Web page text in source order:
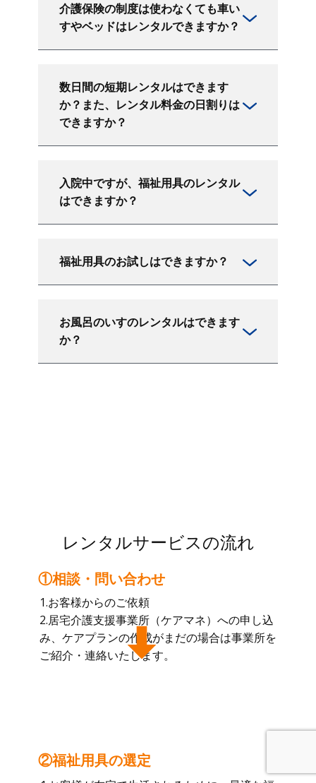
介護保険の制度は使わなくても車い
すやベッドはレンタルできますか？
数日間の短期レンタルはできます
か？また、レンタル料金の日割りは
できますか？
入院中ですが、福祉用具のレンタル
はできますか？
福祉用具のお試しはできますか？
お風呂のいすのレンタルはできます
か？
レンタルサービスの流れ
1.お客様からのご依頼
2.居宅介護支援事業所（ケアマネ）への申し込
み、ケアプランの作成がまだの場合は事業所を
ご紹介・連絡いたします。
①相談・問い合わせ
②福祉用具の選定